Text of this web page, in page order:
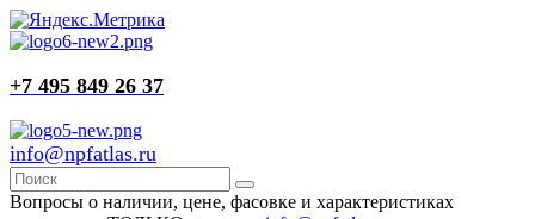
+7 495 849 26 37
info@npfatlas.ru
Вопросы о наличии, цене, фасовке и характеристиках